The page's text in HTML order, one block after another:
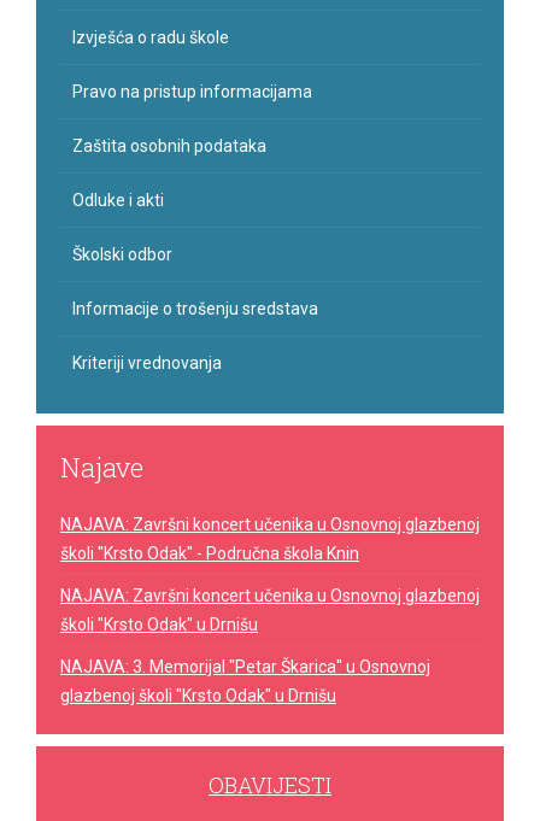
Izvješća o radu škole
Pravo na pristup informacijama
Zaštita osobnih podataka
Odluke i akti
Školski odbor
Informacije o trošenju sredstava
Kriteriji vrednovanja
Najave
NAJAVA: Završni koncert učenika u Osnovnoj glazbenoj
školi "Krsto Odak" - Područna škola Knin
NAJAVA: Završni koncert učenika u Osnovnoj glazbenoj
školi "Krsto Odak" u Drnišu
NAJAVA: 3. Memorijal "Petar Škarica" u Osnovnoj
glazbenoj školi "Krsto Odak" u Drnišu
OBAVIJESTI